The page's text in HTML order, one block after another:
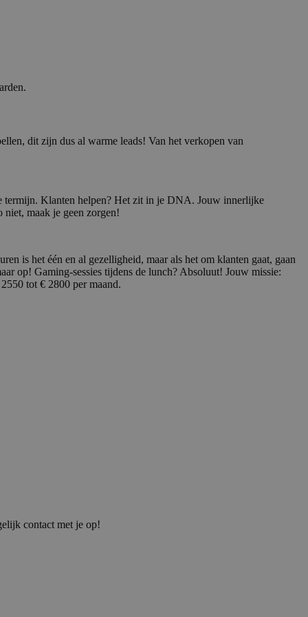
dit zijn dus al warme leads! Van het verkopen van
termijn. Klanten helpen? Het zit in je DNA. Jouw innerlijke
niet, maak je geen zorgen!
is het één en al gezelligheid, maar als het om klanten gaat, gaan
op! Gaming-sessies tijdens de lunch? Absoluut! Jouw missie:
tot € 2800 per maand.
contact met je op!